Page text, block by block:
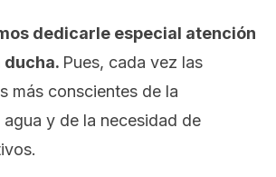
dedicarle especial atención
ducha. Pues, cada vez las
más conscientes de la
y de la necesidad de